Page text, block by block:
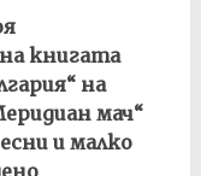
книгата
на
мач“
и малко